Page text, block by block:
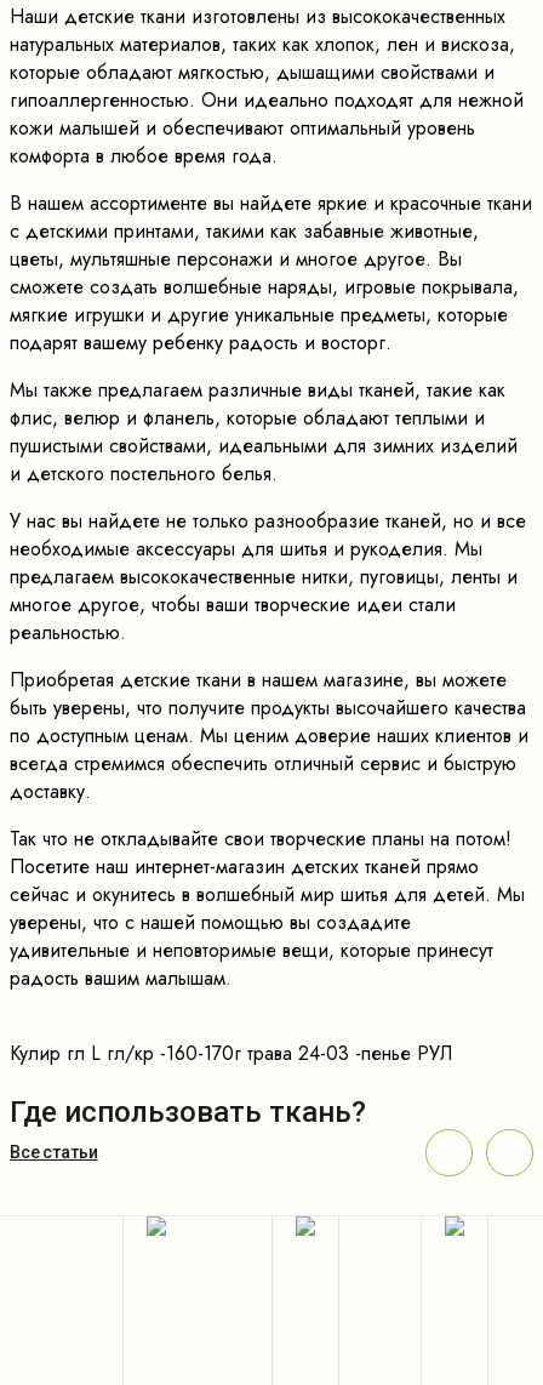
Наши детские ткани изготовлены из высококачественных
натуральных материалов, таких как хлопок, лен и вискоза,
которые обладают мягкостью, дышащими свойствами и
гипоаллергенностью. Они идеально подходят для нежной
кожи малышей и обеспечивают оптимальный уровень
комфорта в любое время года.
В нашем ассортименте вы найдете яркие и красочные ткани
с детскими принтами, такими как забавные животные,
цветы, мультяшные персонажи и многое другое. Вы
сможете создать волшебные наряды, игровые покрывала,
мягкие игрушки и другие уникальные предметы, которые
подарят вашему ребенку радость и восторг.
Мы также предлагаем различные виды тканей, такие как
флис, велюр и фланель, которые обладают теплыми и
пушистыми свойствами, идеальными для зимних изделий
и детского постельного белья.
У нас вы найдете не только разнообразие тканей, но и все
необходимые аксессуары для шитья и рукоделия. Мы
предлагаем высококачественные нитки, пуговицы, ленты и
многое другое, чтобы ваши творческие идеи стали
реальностью.
Приобретая детские ткани в нашем магазине, вы можете
быть уверены, что получите продукты высочайшего качества
по доступным ценам. Мы ценим доверие наших клиентов и
всегда стремимся обеспечить отличный сервис и быструю
доставку.
Так что не откладывайте свои творческие планы на потом!
Посетите наш интернет-магазин детских тканей прямо
сейчас и окунитесь в волшебный мир шитья для детей. Мы
уверены, что с нашей помощью вы создадите
удивительные и неповторимые вещи, которые принесут
радость вашим малышам.
Кулир гл L гл/кр -160-170г трава 24-03 -пенье РУЛ
Где использовать ткань?
Все статьи